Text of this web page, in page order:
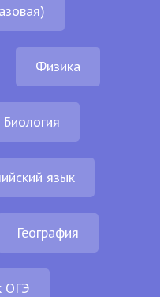
Физика
Биология
язык
География
ОГЭ